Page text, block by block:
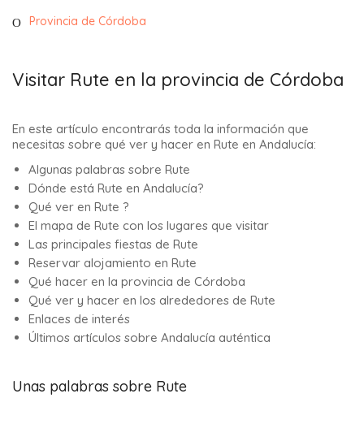
Provincia de Córdoba
Visitar Rute en la provincia de Córdoba
En este artículo encontrarás toda la información que
necesitas sobre qué ver y hacer en Rute en Andalucía:
Algunas palabras sobre Rute
Dónde está Rute en Andalucía?
Qué ver en Rute ?
El mapa de Rute con los lugares que visitar
Las principales fiestas de Rute
Reservar alojamiento en Rute
Qué hacer en la provincia de Córdoba
Qué ver y hacer en los alrededores de Rute
Enlaces de interés
Últimos artículos sobre Andalucía auténtica
Unas palabras sobre Rute